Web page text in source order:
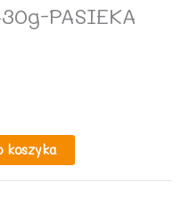
PASIEKA
koszyka